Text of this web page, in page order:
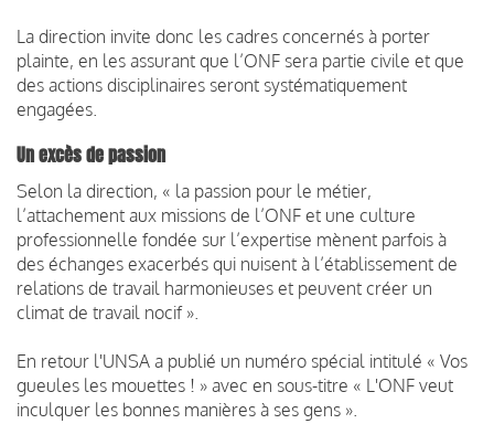
La direction invite donc les cadres concernés à porter
plainte, en les assurant que l’ONF sera partie civile et que
des actions disciplinaires seront systématiquement
engagées.
Un excès de passion
Selon la direction, « la passion pour le métier,
l’attachement aux missions de l’ONF et une culture
professionnelle fondée sur l’expertise mènent parfois à
des échanges exacerbés qui nuisent à l’établissement de
relations de travail harmonieuses et peuvent créer un
climat de travail nocif ».
En retour l'UNSA a publié un numéro spécial intitulé « Vos
gueules les mouettes ! » avec en sous-titre « L'ONF veut
inculquer les bonnes manières à ses gens ».